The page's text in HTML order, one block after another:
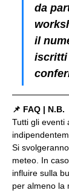
da
il
iscritti
📌 FAQ | N.B.
Tutti gli eventi
Si
meteo. In
influire sulla
per almeno la